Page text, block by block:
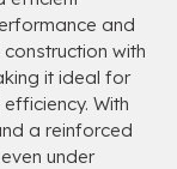
and
with
it ideal for
. With
a reinforced
under